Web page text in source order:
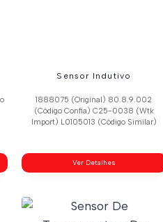
Sensor Indutivo
1888075 (Original) 80.8.9.002
(Código Confia) C25-0038 (Wtk
Import) L0105013 (Código Similar)
Ver Detalhes